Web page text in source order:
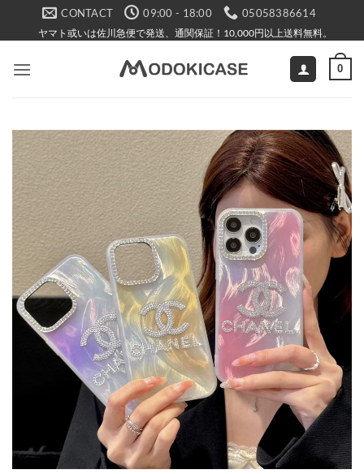
CONTACT 09:00 - 18:00 05058386614
ヤマト或いは佐川急便で発送、通関保証！10,000円以上送料無料。
0